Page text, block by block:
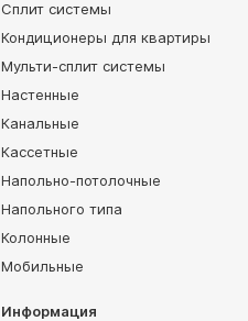
Сплит системы
Кондиционеры для квартиры
Мульти-сплит системы
Настенные
Канальные
Кассетные
Напольно-потолочные
Напольного типа
Колонные
Мобильные
Информация